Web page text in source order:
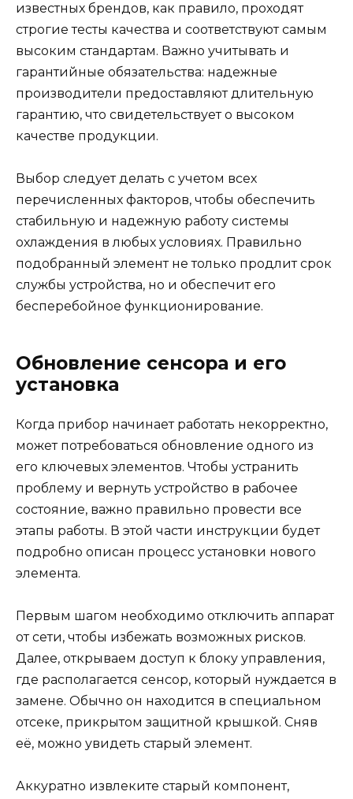
известных брендов, как правило, проходят
строгие тесты качества и соответствуют самым
высоким стандартам. Важно учитывать и
гарантийные обязательства: надежные
производители предоставляют длительную
гарантию, что свидетельствует о высоком
качестве продукции.
Выбор следует делать с учетом всех
перечисленных факторов, чтобы обеспечить
стабильную и надежную работу системы
охлаждения в любых условиях. Правильно
подобранный элемент не только продлит срок
службы устройства, но и обеспечит его
бесперебойное функционирование.
Обновление сенсора и его
установка
Когда прибор начинает работать некорректно,
может потребоваться обновление одного из
его ключевых элементов. Чтобы устранить
проблему и вернуть устройство в рабочее
состояние, важно правильно провести все
этапы работы. В этой части инструкции будет
подробно описан процесс установки нового
элемента.
Первым шагом необходимо отключить аппарат
от сети, чтобы избежать возможных рисков.
Далее, открываем доступ к блоку управления,
где располагается сенсор, который нуждается в
замене. Обычно он находится в специальном
отсеке, прикрытом защитной крышкой. Сняв
её, можно увидеть старый элемент.
Аккуратно извлеките старый компонент,